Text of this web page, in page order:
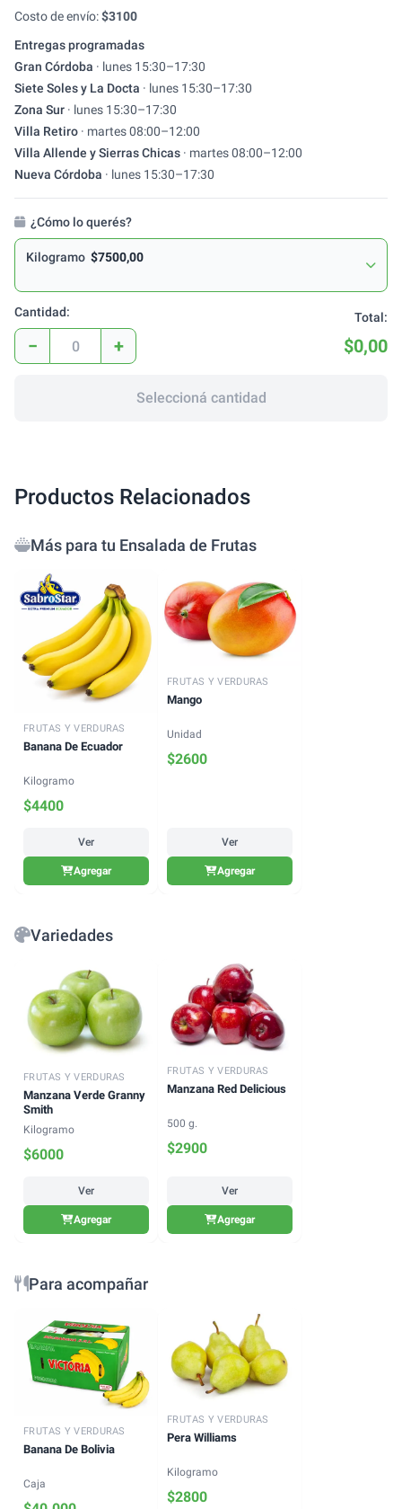
Costo de envío:$3100
Entregas programadas
Gran Córdoba · lunes 15:30–17:30
Siete Soles y La Docta · lunes 15:30–17:30
Zona Sur · lunes 15:30–17:30
Villa Retiro · martes08:00–12:00
Villa Allende y Sierras Chicas · martes08:00–12:00
Nueva Córdoba · lunes 15:30–17:30
¿Cómo lo querés?
Kilogramo $7500,00
Cantidad:
− +
Total:
$0,00
Seleccioná cantidad
Productos Relacionados
Más para tu Ensalada de Frutas
FRUTAS Y VERDURAS
Banana De Ecuador
Kilogramo
$4400
Ver
Agregar
FRUTAS Y VERDURAS
Mango
Unidad
$2600
Ver
Agregar
Variedades
FRUTAS Y VERDURAS
Manzana Verde Granny
Smith
Kilogramo
$6000
Ver
Agregar
FRUTAS Y VERDURAS
Manzana Red Delicious
500 g.
$2900
Ver
Agregar
Para acompañar
FRUTAS Y VERDURAS
Banana De Bolivia
Caja
FRUTAS Y VERDURAS
Pera Williams
Kilogramo
$2800